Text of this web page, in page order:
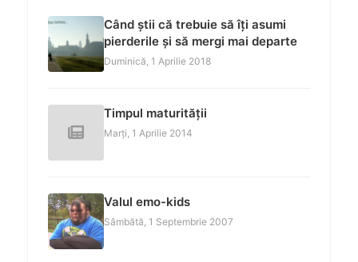
Când știi că trebuie să îți asumi
pierderile și să mergi mai departe
Duminică, 1 Aprilie 2018
Timpul maturității
Marți, 1 Aprilie 2014
Valul emo-kids
Sâmbătă, 1 Septembrie 2007